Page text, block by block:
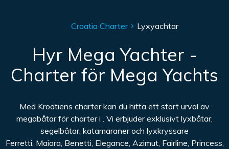
Croatia Charter Lyxyachtar
Hyr Mega Yachter -
Charter för Mega Yachts
Med Kroatiens charter kan du hitta ett stort urval av
megabåtar för charter i . Vi erbjuder exklusivt lyxbåtar,
segelbåtar, katamaraner och lyxkryssare
Ferretti, Maiora, Benetti, Elegance, Azimut, Fairline, Princess,